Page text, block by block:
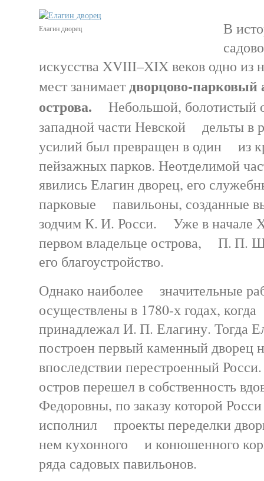
Елагин дворец
В
искусства XVIII–XIX веков одно из
мест занимаетдворцово-парковый
острова. Небольшой, болотистый
западной части Невской дельты в
усилий был превращен в один из
пейзажных парков. Неотделимой
явились Елагин дворец, его
парковые павильоны, созданные
зодчим К. И. Росси. Уже в начале
первом владельце острова, П. П.
его благоустройство.
Однако наиболее значительные
осуществлены в 1780-х годах,
принадлежал И. П. Елагину. Тогда
построен первый каменный дворец
впоследствии перестроенный
остров перешел в собственность
Федоровны, по заказу которой
исполнил проекты переделки
нем кухонного и конюшенного
ряда садовых павильонов.